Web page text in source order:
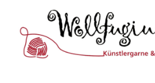
content